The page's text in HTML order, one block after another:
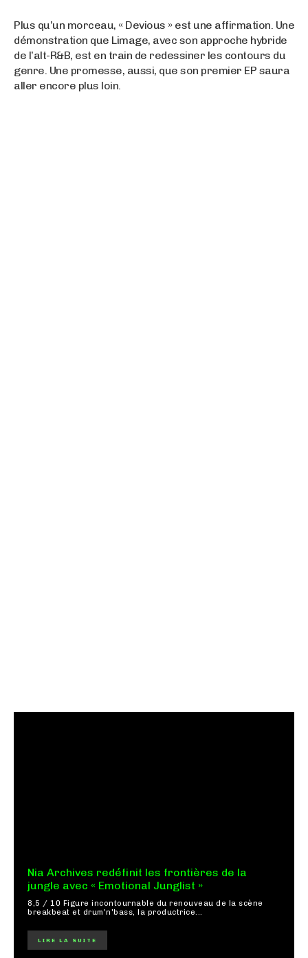
Plus qu’un morceau, « Devious » est une affirmation. Une
démonstration que Limage, avec son approche hybride
de l’alt-R&B, est en train de redessiner les contours du
genre. Une promesse, aussi, que son premier EP saura
aller encore plus loin.
Nia Archives redéfinit les frontières de la
jungle avec « Emotional Junglist »
8,5 / 10 Figure incontournable du renouveau de la scène
breakbeat et drum'n'bass, la productrice...
LIRE LA SUITE